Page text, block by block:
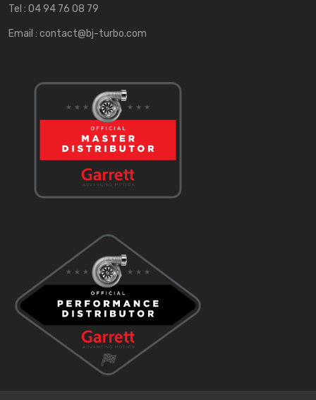
Tel : 04 94 76 08 79
Email : contact@bj-turbo.com